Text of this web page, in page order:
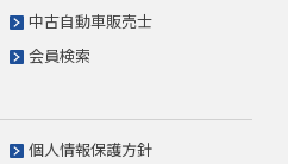
中古自動車販売士
会員検索
個人情報保護方針